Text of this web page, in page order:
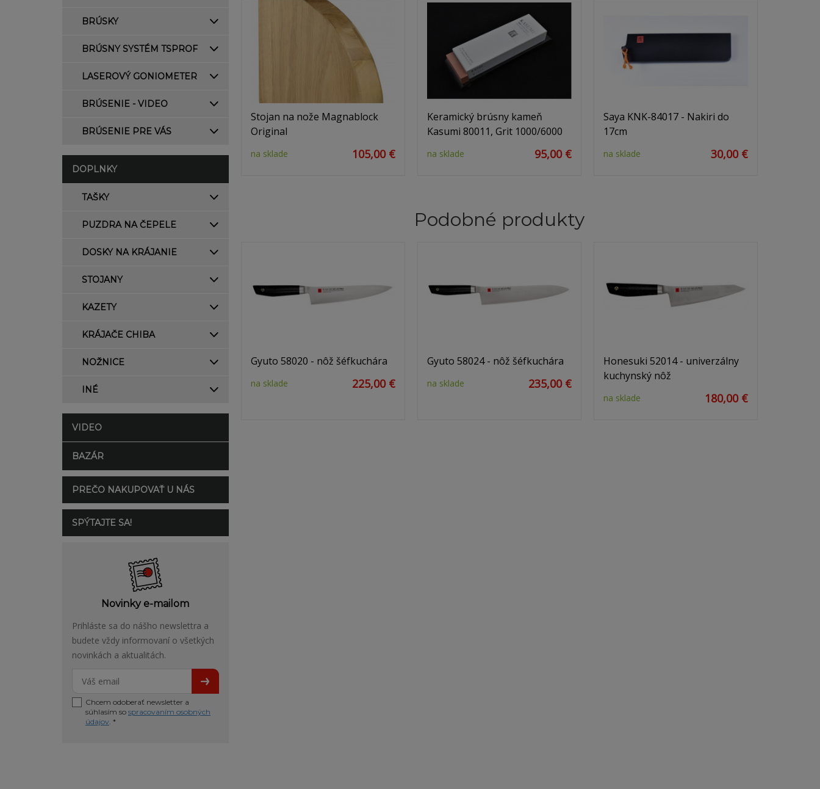
BRÚSKY
BRÚSNY SYSTÉM TSPROF
LASEROVÝ GONIOMETER
BRÚSENIE - VIDEO
BRÚSENIE PRE VÁS
DOPLNKY
TAŠKY
PUZDRA NA ČEPELE
DOSKY NA KRÁJANIE
STOJANY
KAZETY
KRÁJAČE CHIBA
NOŽNICE
INÉ
VIDEO
BAZÁR
PREČO NAKUPOVAŤ U NÁS
SPÝTAJTE SA!
Novinky e-mailom
Prihláste sa do nášho newslettra a
budete vždy informovaní o všetkých
novinkách a aktualitách.
Chcem odoberať newsletter a
súhlasím so spracovaním osobných
údajov. *
Stojan na nože Magnablock
Original
na sklade 105,00 €
Keramický brúsny kameň
Kasumi 80011, Grit 1000/6000
na sklade 95,00 €
Saya KNK-84017 - Nakiri do
17cm
na sklade 30,00 €
Podobné produkty
Gyuto 58020 - nôž šéfkuchára
na sklade 225,00 €
Gyuto 58024 - nôž šéfkuchára
na sklade 235,00 €
Honesuki 52014 - univerzálny
kuchynský nôž
na sklade 180,00 €